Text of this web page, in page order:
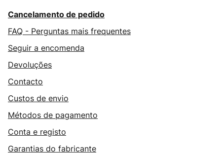
Cancelamento de pedido
FAQ - Perguntas mais frequentes
Seguir a encomenda
Devoluções
Contacto
Custos de envio
Métodos de pagamento
Conta e registo
Garantias do fabricante